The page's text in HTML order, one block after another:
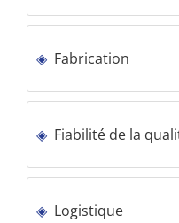
Fabrication
Fiabilité de la
Logistique